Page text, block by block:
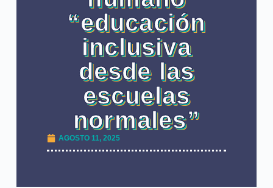
“educación
inclusiva
desde las
escuelas
normales”
AGOSTO 11, 2025